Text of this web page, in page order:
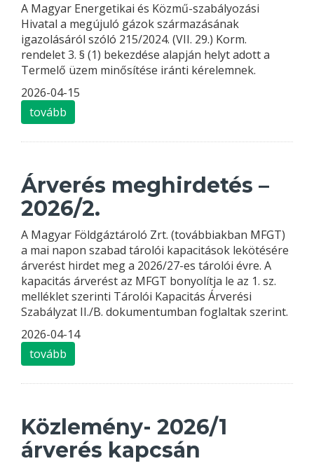
A Magyar Energetikai és Közmű-szabályozási
Hivatal a megújuló gázok származásának
igazolásáról szóló 215/2024. (VII. 29.) Korm.
rendelet 3. § (1) bekezdése alapján helyt adott a
Termelő üzem minősítése iránti kérelemnek.
2026-04-15
tovább
Árverés meghirdetés –
2026/2.
A Magyar Földgáztároló Zrt. (továbbiakban MFGT)
a mai napon szabad tárolói kapacitások lekötésére
árverést hirdet meg a 2026/27-es tárolói évre. A
kapacitás árverést az MFGT bonyolítja le az 1. sz.
melléklet szerinti Tárolói Kapacitás Árverési
Szabályzat II./B. dokumentumban foglaltak szerint.
2026-04-14
tovább
Közlemény- 2026/1
árverés kapcsán